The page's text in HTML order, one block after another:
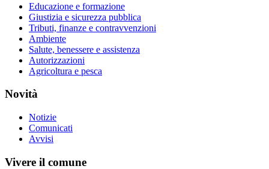
Educazione e formazione
Giustizia e sicurezza pubblica
Tributi, finanze e contravvenzioni
Ambiente
Salute, benessere e assistenza
Autorizzazioni
Agricoltura e pesca
Novità
Notizie
Comunicati
Avvisi
Vivere il comune